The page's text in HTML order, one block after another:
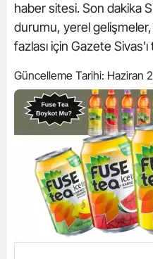
haber sitesi. Son dakika
durumu, yerel
fazlası için Gazete
Güncelleme Tarihi: Haziran